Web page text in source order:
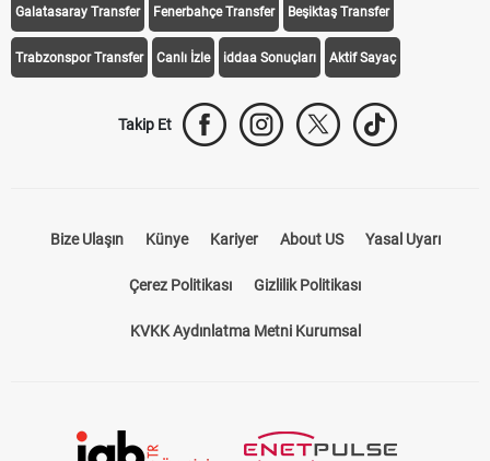
Galatasaray Transfer Fenerbahçe Transfer Beşiktaş Transfer
Trabzonspor Transfer Canlı İzle iddaa Sonuçları Aktif Sayaç
Takip Et
Bize Ulaşın Künye Kariyer About US Yasal Uyarı
Çerez Politikası Gizlilik Politikası
KVKK Aydınlatma Metni Kurumsal